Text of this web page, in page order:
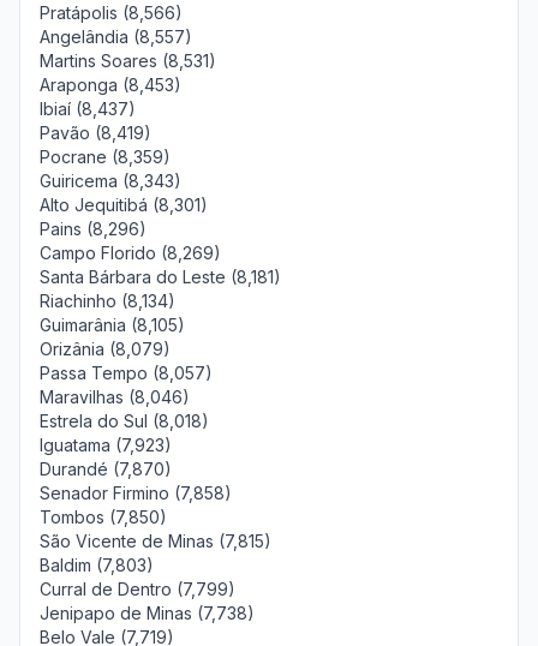
Pratápolis (8,566)
Angelândia (8,557)
Martins Soares (8,531)
Araponga (8,453)
Ibiaí (8,437)
Pavão (8,419)
Pocrane (8,359)
Guiricema (8,343)
Alto Jequitibá (8,301)
Pains (8,296)
Campo Florido (8,269)
Santa Bárbara do Leste (8,181)
Riachinho (8,134)
Guimarânia (8,105)
Orizânia (8,079)
Passa Tempo (8,057)
Maravilhas (8,046)
Estrela do Sul (8,018)
Iguatama (7,923)
Durandé (7,870)
Senador Firmino (7,858)
Tombos (7,850)
São Vicente de Minas (7,815)
Baldim (7,803)
Curral de Dentro (7,799)
Jenipapo de Minas (7,738)
Belo Vale (7,719)